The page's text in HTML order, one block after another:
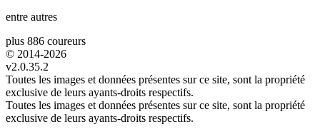
entre autres
plus 886 coureurs
© 2014-2026
v2.0.35.2
Toutes les images et données présentes sur ce site, sont la propriété
exclusive de leurs ayants-droits respectifs.
Toutes les images et données présentes sur ce site, sont la propriété
exclusive de leurs ayants-droits respectifs.